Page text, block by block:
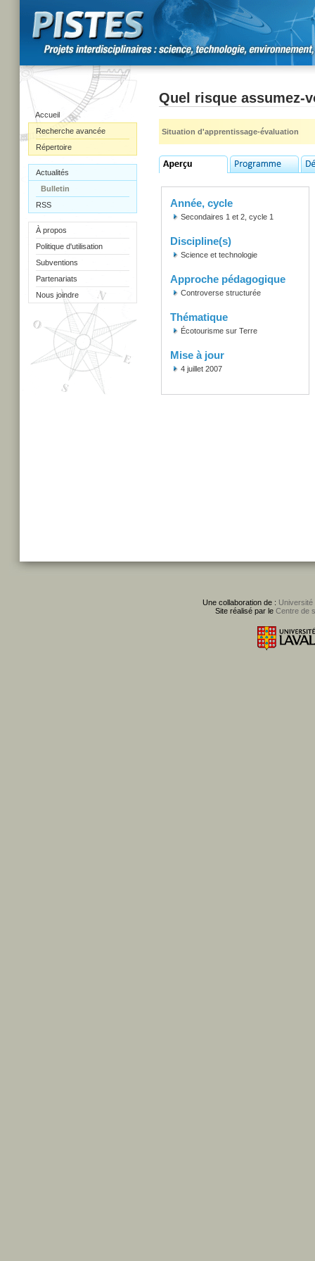
Accueil
Recherche avancée
Répertoire
Actualités
Bulletin
RSS
À propos
Politique d'utilisation
Subventions
Partenariats
Nous joindre
Quel risque assumez-
Situation d'apprentissage-évaluation
Année, cycle
Secondaires 1 et 2, cycle 1
Discipline(s)
Science et technologie
Approche pédagogique
Controverse structurée
Thématique
Écotourisme sur Terre
Mise à jour
4 juillet 2007
Une collaboration de : Université
Site réalisé par le Centre de